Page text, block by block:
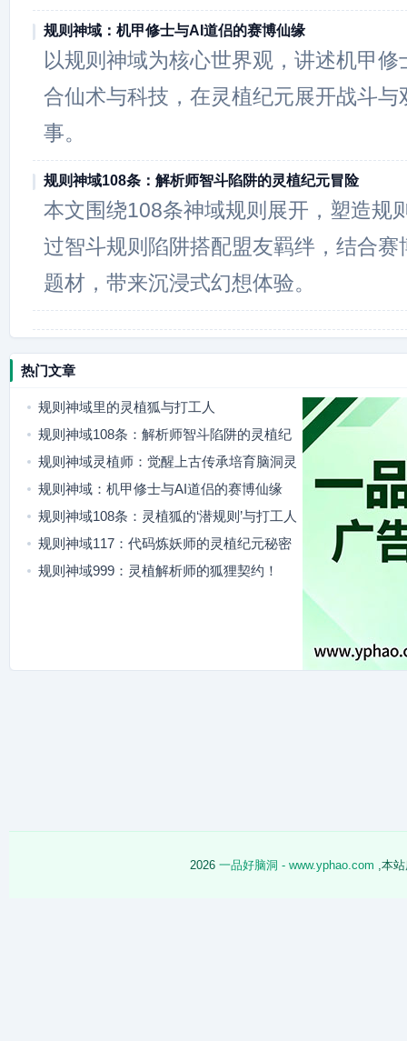
规则神域：机甲修士与AI道侣的赛博仙缘
以规则神域为核心世界观，讲述机甲
合仙术与科技，在灵植纪元展开战斗与
事。
规则神域108条：解析师智斗陷阱的灵植纪元冒险
本文围绕108条神域规则展开，塑造规
过智斗规则陷阱搭配盟友羁绊，结合赛
题材，带来沉浸式幻想体验。
热门文章
规则神域里的灵植狐与打工人
规则神域108条：解析师智斗陷阱的灵植纪
元冒险
规则神域灵植师：觉醒上古传承培育脑洞灵
植
规则神域：机甲修士与AI道侣的赛博仙缘
规则神域108条：灵植狐的‘潜规则’与打工人
逆袭！
规则神域117：代码炼妖师的灵植纪元秘密
规则神域999：灵植解析师的狐狸契约！
2026 一品好脑洞 - www.yphao.com ,本